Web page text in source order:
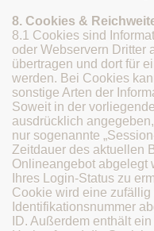
8. Cookies &
8.1 Cookies sind
oder Webservern Dritter
übertragen und dort für
werden. Bei Cookies
sonstige Arten der
Soweit in der
ausdrücklich
nur sogenannte
Zeitdauer des aktuellen
Onlineangebot abgelegt
Ihres Login-Status zu
Cookie wird eine
Identifikationsnummer
ID. Außerdem enthält